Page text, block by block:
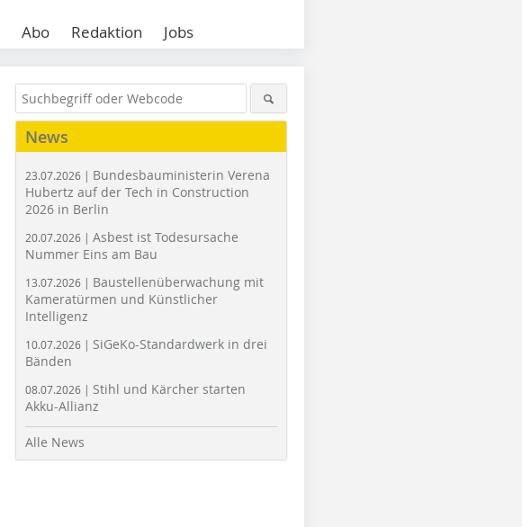
Abo Redaktion Jobs
News
23.07.2026 | Bundesbauministerin Verena
Hubertz auf der Tech in Construction
2026 in Berlin
20.07.2026 | Asbest ist Todesursache
Nummer Eins am Bau
13.07.2026 | Baustellenüberwachung mit
Kameratürmen und Künstlicher
Intelligenz
10.07.2026 | SiGeKo-Standardwerk in drei
Bänden
08.07.2026 | Stihl und Kärcher starten
Akku-Allianz
Alle News